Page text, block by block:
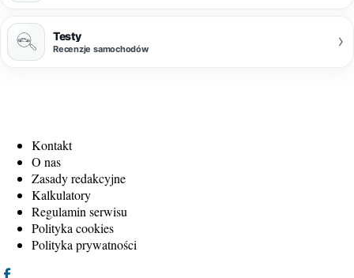
Testy
Recenzje samochodów ›
Kontakt
O nas
Zasady redakcyjne
Kalkulatory
Regulamin serwisu
Polityka cookies
Polityka prywatności